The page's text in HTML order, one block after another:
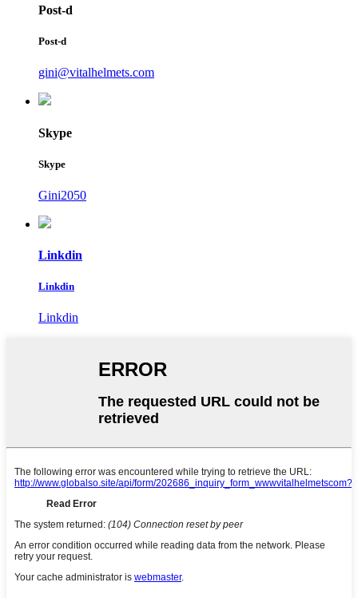
Post-d
Post-d
gini@vitalhelmets.com
Skype
Skype
Gini2050
Linkdin
Linkdin
Linkdin